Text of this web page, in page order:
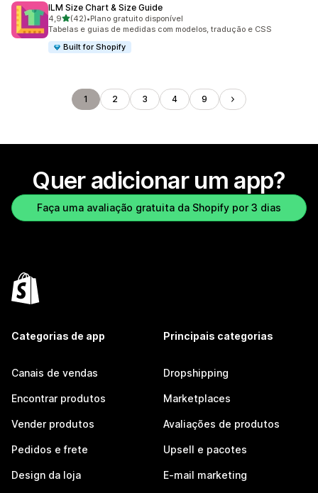
ILM Size Chart & Size Guide
4,9de 5 estrelas
(42)
42 avaliações ao todo
•Plano gratuito disponível
Tabelas e guias de medidas com modelos, tradução e CSS
Built for Shopify
1 2 3 4 9
Quer adicionar um app?
Faça uma avaliação gratuita da Shopify por 3 dias
Categorias de app
Canais de vendas
Encontrar produtos
Vender produtos
Pedidos e frete
Design da loja
Principais categorias
Dropshipping
Marketplaces
Avaliações de produtos
Upsell e pacotes
E-mail marketing